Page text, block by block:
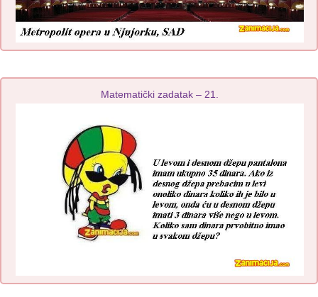
Matematički zadatak – 21.